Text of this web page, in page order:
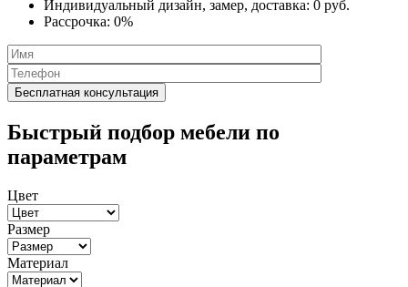
Индивидуальный дизайн, замер, доставка: 0 руб.
Рассрочка: 0%
Быстрый подбор мебели по
параметрам
Цвет
Размер
Материал